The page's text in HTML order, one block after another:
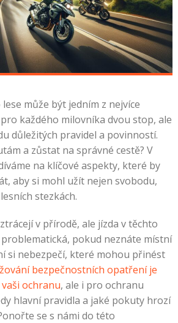
může být jedním z nejvíce
každého milovníka dvou stop, ale
důležitých pravidel a povinností.
a zůstat na správné cestě? V
na klíčové aspekty, které by
aby si mohl užít nejen svobodu,
stezkách.
v přírodě, ale jízda v těchto
pokud neznáte místní
si nebezpečí, které mohou přinést
bezpečnostních opatření je
ochranu, ale i pro ochranu
hlavní pravidla a jaké pokuty hrozí
se s námi do této